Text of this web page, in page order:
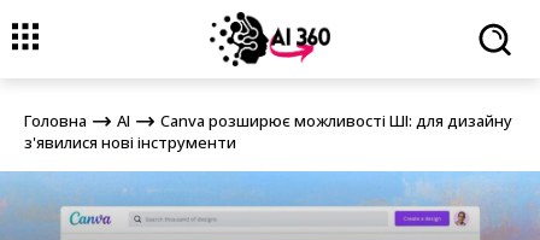
Головна
Canva розширює можливості ШІ: для дизайну
з'явилися нові інструменти
Головна AI
Canva розширює можливості ШІ: для дизайну
з'явилися нові інструменти